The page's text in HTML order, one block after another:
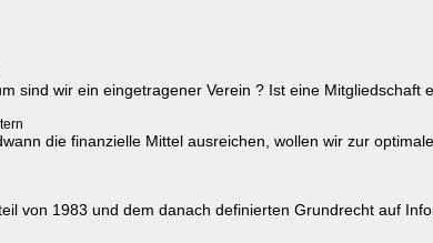
sind wir ein eingetragener Verein ? Ist eine Mitgliedschaft
die finanzielle Mittel ausreichen, wollen wir zur
von 1983 und dem danach definierten Grundrecht auf